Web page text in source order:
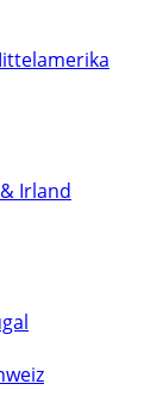
Irland